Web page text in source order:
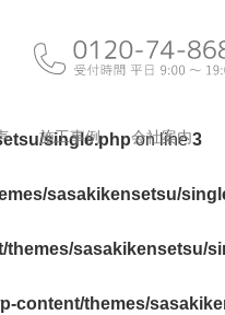
施工事例 会社案内
single.phpon line3
sasakikensetsu/
sasakikensetsu/
content/themes/